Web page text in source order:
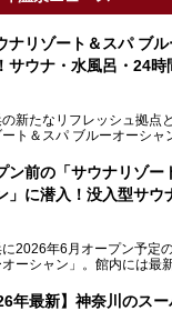
ナリゾート＆スパ ブ
サウナ・水風呂・24
新たなリフレッシュ拠点
ト＆スパ ブルーオーシャ
ナや水風呂の気持ちよさ
過ごしやすさまで徹底チ
をリセットしたい人、ラ
す。
ン前の「サウナリゾー
」に潜入！没入型サウ
2026年6月オープン予定
ーシャン」。館内には最
没入感（イマーシブ）”を体
年最新】神奈川のス